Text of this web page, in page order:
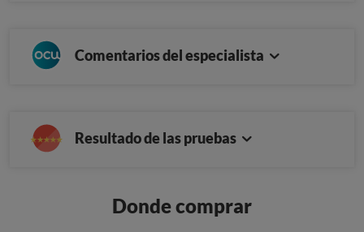
Comentarios del especialista
Resultado de las pruebas
Donde comprar